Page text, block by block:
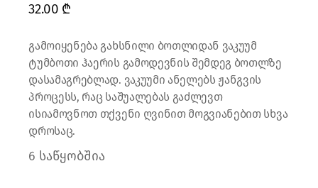
32.00 ₾
გამოიყენება გახსნილი ბოთლიდან ვაკუუმ
ტუმბოთი ჰაერის გამოდევნის შემდეგ ბოთლზე
დასამაგრებლად. ვაკუუმი ანელებს ჟანგვის
პროცესს, რაც საშუალებას გაძლევთ
ისიამოვნოთ თქვენი ღვინით მოგვიანებით სხვა
დროსაც.
6 საწყობშია